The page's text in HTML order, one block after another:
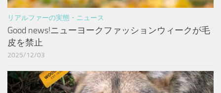
リアルファーの実態・ニュース
Good news!ニューヨークファッションウィークが毛
皮を禁止
2025/12/03